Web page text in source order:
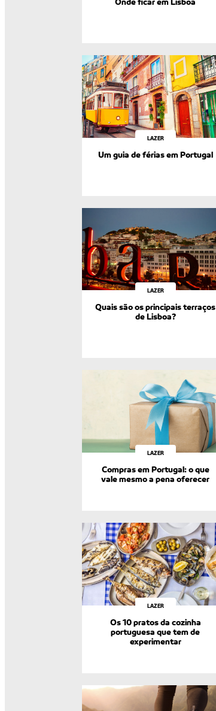
LAZER
Um guia de férias em Portugal
LAZER
Quais são os principais terraços
de Lisboa?
LAZER
Compras em Portugal: o que
vale mesmo a pena oferecer
LAZER
Os 10 pratos da cozinha
portuguesa que tem de
experimentar